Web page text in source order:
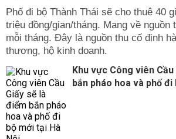
Phố đi bộ Thành Thái sẽ cho thuê 40
triệu đồng/gian/tháng. Mang về nguồn
mỗi tháng. Đây là nguồn thu cố định
thương, hộ kinh doanh.
Khu vực Công viên
bắn pháo hoa và phố đi